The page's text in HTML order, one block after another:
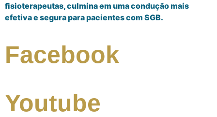
fisioterapeutas, culmina em uma condução mais
efetiva e segura para pacientes com SGB.
Facebook
Youtube